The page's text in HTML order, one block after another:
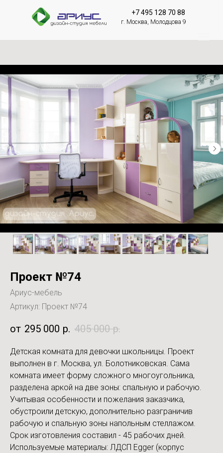
+7 495 128 70 88
г. Москва, Молодцова 9
Проект №74
Ариус-мебель
Артикул: Проект №74
295 000 р. 405 000 р.
Детская комната для девочки школьницы. Проект
выполнен в г. Москва, ул. Болотниковская. Сама
комната имеет форму сложного многоугольника,
разделена аркой на две зоны: спальную и рабочую.
Учитывая особенности и пожелания заказчика,
обустроили детскую, дополнительно разграничив
рабочую и спальную зоны напольным стеллажом.
Срок изготовления составил - 45 рабочих дней.
Используемые материалы: ЛДСП Egger (корпус